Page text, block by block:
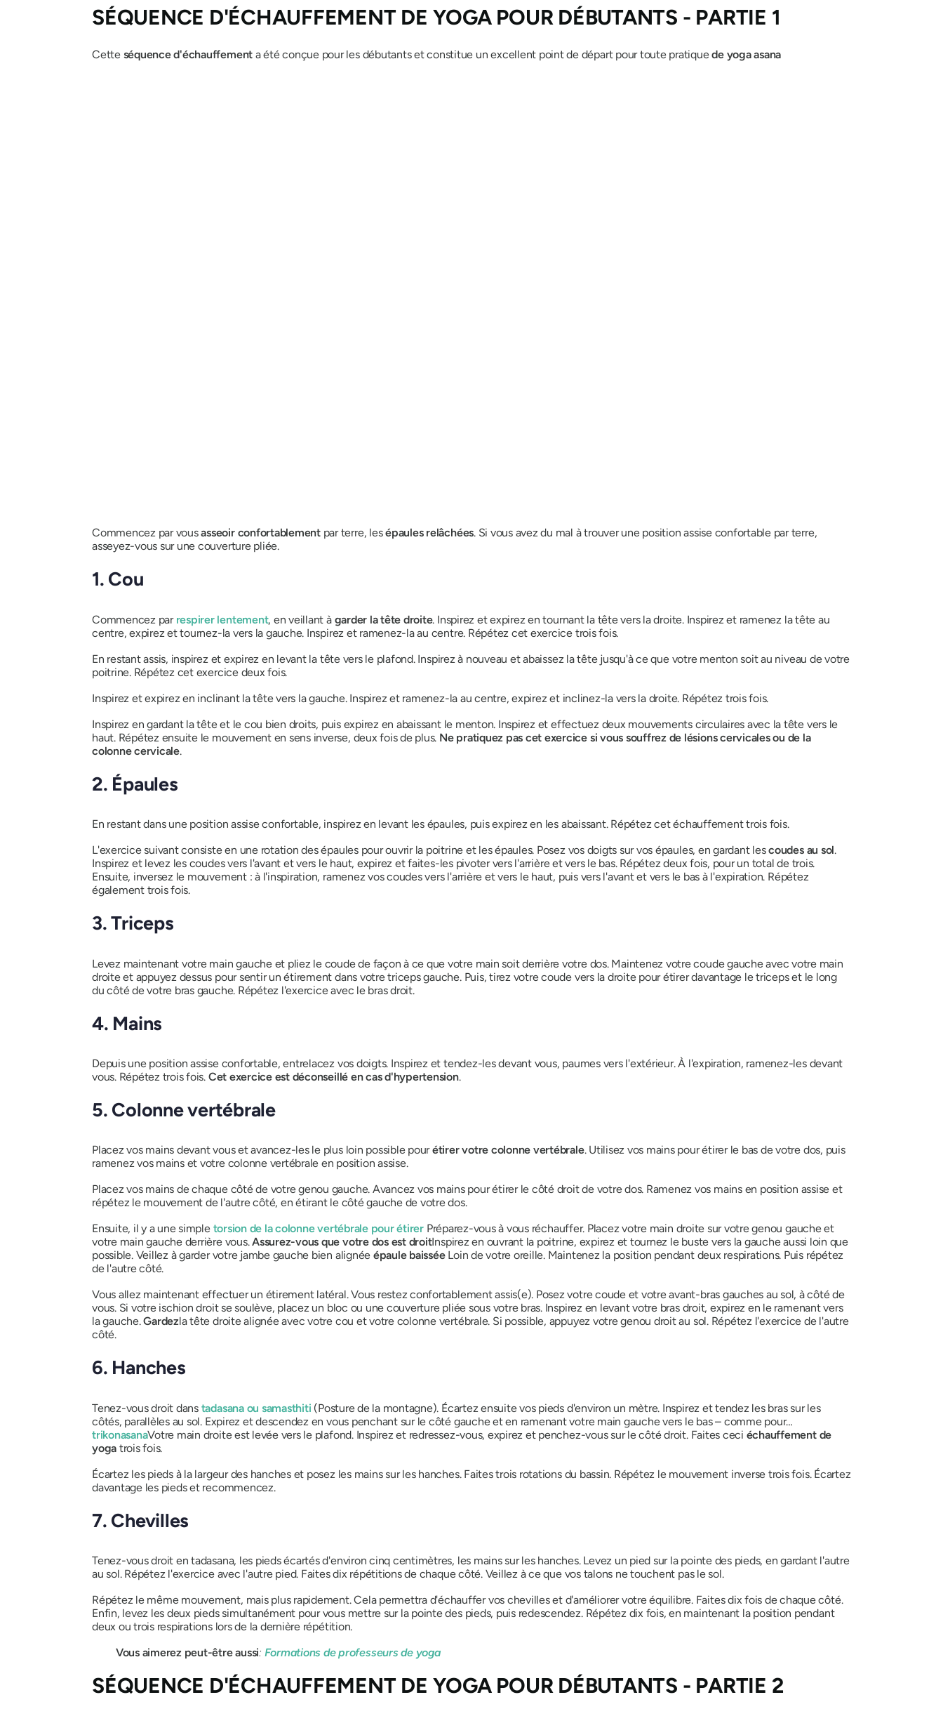
SÉQUENCE D'ÉCHAUFFEMENT DE YOGA POUR DÉBUTANTS - PARTIE 1
Cette séquence d'échauffement a été conçue pour les débutants et constitue un excellent point de départ pour toute pratiquede yoga asana
Commencez par vousasseoir confortablementpar terre, lesépaules relâchées. Si vous avez du mal à trouver une position assise confortable par terre,
asseyez-vous sur une couverture pliée.
1. Cou
Commencez par respirer lentement, en veillant à garder la tête droite. Inspirez et expirez en tournant la tête vers la droite. Inspirez et ramenez la tête au
centre, expirez et tournez-la vers la gauche. Inspirez et ramenez-la au centre. Répétez cet exercice trois fois.
En restant assis, inspirez et expirez en levant la tête vers le plafond. Inspirez à nouveau et abaissez la tête jusqu'à ce que votre menton soit au niveau de votre
poitrine. Répétez cet exercice deux fois.
Inspirez et expirez en inclinant la tête vers la gauche. Inspirez et ramenez-la au centre, expirez et inclinez-la vers la droite. Répétez trois fois.
Inspirez en gardant la tête et le cou bien droits, puis expirez en abaissant le menton. Inspirez et effectuez deux mouvements circulaires avec la tête vers le
haut. Répétez ensuite le mouvement en sens inverse, deux fois de plus. Ne pratiquez pas cet exercice si vous souffrez de lésions cervicales ou de la
colonne cervicale.
2. Épaules
En restant dans une position assise confortable, inspirez en levant les épaules, puis expirez en les abaissant. Répétez cet échauffement trois fois.
L'exercice suivant consiste en une rotation des épaules pour ouvrir la poitrine et les épaules. Posez vos doigts sur vos épaules, en gardant lescoudes au sol.
Inspirez et levez les coudes vers l'avant et vers le haut, expirez et faites-les pivoter vers l'arrière et vers le bas. Répétez deux fois, pour un total de trois.
Ensuite, inversez le mouvement : à l'inspiration, ramenez vos coudes vers l'arrière et vers le haut, puis vers l'avant et vers le bas à l'expiration. Répétez
également trois fois.
3. Triceps
Levez maintenant votre main gauche et pliez le coude de façon à ce que votre main soit derrière votre dos. Maintenez votre coude gauche avec votre main
droite et appuyez dessus pour sentir un étirement dans votre triceps gauche. Puis, tirez votre coude vers la droite pour étirer davantage le triceps et le long
du côté de votre bras gauche. Répétez l'exercice avec le bras droit.
4. Mains
Depuis une position assise confortable, entrelacez vos doigts. Inspirez et tendez-les devant vous, paumes vers l'extérieur. À l'expiration, ramenez-les devant
vous. Répétez trois fois. Cet exercice est déconseillé en cas d'hypertension.
5. Colonne vertébrale
Placez vos mains devant vous et avancez-les le plus loin possible pourétirer votre colonne vertébrale. Utilisez vos mains pour étirer le bas de votre dos, puis
ramenez vos mains et votre colonne vertébrale en position assise.
Placez vos mains de chaque côté de votre genou gauche. Avancez vos mains pour étirer le côté droit de votre dos. Ramenez vos mains en position assise et
répétez le mouvement de l'autre côté, en étirant le côté gauche de votre dos.
Ensuite, il y a une simple torsion de la colonne vertébrale pour étirerPréparez-vous à vous réchauffer. Placez votre main droite sur votre genou gauche et
votre main gauche derrière vous.Assurez-vous que votre dos est droitInspirez en ouvrant la poitrine, expirez et tournez le buste vers la gauche aussi loin que
possible. Veillez à garder votre jambe gauche bien alignée épaule baisséeLoin de votre oreille. Maintenez la position pendant deux respirations. Puis répétez
de l'autre côté.
Vous allez maintenant effectuer un étirement latéral. Vous restez confortablement assis(e). Posez votre coude et votre avant-bras gauches au sol, à côté de
vous. Si votre ischion droit se soulève, placez un bloc ou une couverture pliée sous votre bras. Inspirez en levant votre bras droit, expirez en le ramenant vers
la gauche.Gardezla tête droite alignée avec votre cou et votre colonne vertébrale. Si possible, appuyez votre genou droit au sol. Répétez l'exercice de l'autre
côté.
6. Hanches
Tenez-vous droit dans tadasanaou samasthiti (Posture de la montagne). Écartez ensuite vos pieds d'environ un mètre. Inspirez et tendez les bras sur les
côtés, parallèles au sol. Expirez et descendez en vous penchant sur le côté gauche et en ramenant votre main gauche vers le bas – comme pour…
trikonasanaVotre main droite est levée vers le plafond. Inspirez et redressez-vous, expirez et penchez-vous sur le côté droit. Faites ceci échauffement de
yoga trois fois.
Écartez les pieds à la largeur des hanches et posez les mains sur les hanches. Faites trois rotations du bassin. Répétez le mouvement inverse trois fois. Écartez
davantage les pieds et recommencez.
7. Chevilles
Tenez-vous droit en tadasana, les pieds écartés d'environ cinq centimètres, les mains sur les hanches. Levez un pied sur la pointe des pieds, en gardant l'autre
au sol. Répétez l'exercice avec l'autre pied. Faites dix répétitions de chaque côté. Veillez à ce que vos talons ne touchent pas le sol.
Répétez le même mouvement, mais plus rapidement. Cela permettra d'échauffer vos chevilles et d'améliorer votre équilibre. Faites dix fois de chaque côté.
Enfin, levez les deux pieds simultanément pour vous mettre sur la pointe des pieds, puis redescendez. Répétez dix fois, en maintenant la position pendant
deux ou trois respirations lors de la dernière répétition.
Vous aimerez peut-être aussi: Formations de professeurs de yoga
SÉQUENCE D'ÉCHAUFFEMENT DE YOGA POUR DÉBUTANTS - PARTIE 2